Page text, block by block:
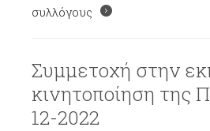
συλλόγους
Συμμετοχή στην
κινητοποίηση της
12-2022